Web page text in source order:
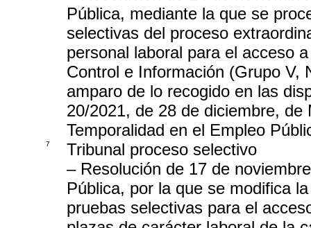
Pública, mediante la que se
selectivas del proceso
personal laboral para el acceso
Control e Información (Grupo V,
amparo de lo recogido en las
20/2021, de 28 de diciembre,
Temporalidad en el Empleo
7
Tribunal proceso selectivo
– Resolución de 17 de
Pública, por la que se modifica
pruebas selectivas para el